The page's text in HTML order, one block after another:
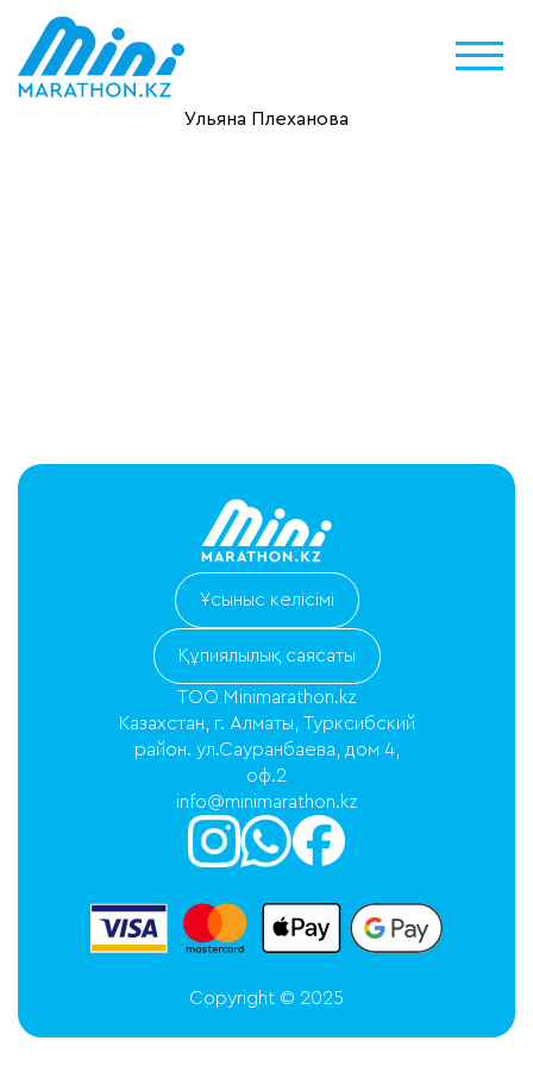
Ульяна Плеханова
Ұсыныс келісімі
Құпиялылық саясаты
ТОО Minimarathon.kz
Казахстан, г. Алматы, Турксибский
район. ул.Сауранбаева, дом 4,
оф.2
info@minimarathon.kz
Copyright © 2025